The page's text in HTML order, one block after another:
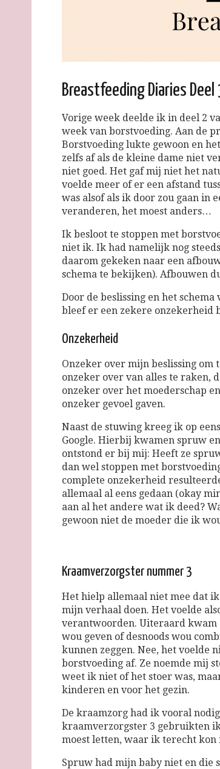
Breastfeeding Diaries
Vorige week deelde ik in deel 2
week van borstvoeding. Aan de
Borstvoeding lukte gewoon en
zelfs af als de kleine dame niet
niet goed. Het gaf mij niet het
voelde meer of er een afstand
was alsof als ik door zou gaan in
veranderen, het moest anders…
Ik besloot te stoppen met
niet ik. Ik had namelijk nog
daarom gekeken naar een
schema te bekijken). Afbouwen
Door de beslissing en het
bleef er een zekere onzekerheid
Onzekerheid
Onzeker over mijn beslissing om
onzeker over van alles te raken,
onzeker over het moederschap
onzeker gevoel gaven.
Naast de stuwing kreeg ik op
Google. Hierbij kwamen spruw
ontstond er bij mij: Heeft ze
dan wel stoppen met
complete onzekerheid
allemaal al eens gedaan (okay
aan al het andere wat ik deed?
gewoon niet de moeder die ik
Kraamverzorgster nummer 3
Het hielp allemaal niet mee dat
mijn verhaal doen. Het voelde
verantwoorden. Uiteraard kwam
wou geven of desnoods wou
kunnen zeggen. Nee, het voelde
borstvoeding af. Ze noemde mij
weet ik niet of het stoer was,
kinderen en voor het gezin.
De kraamzorg had ik vooral
kraamverzorgster 3 gebruikten
moest letten, waar ik terecht
Spruw had mijn baby niet en die